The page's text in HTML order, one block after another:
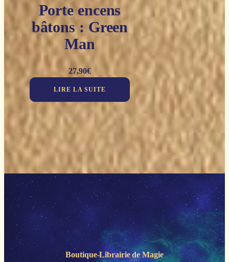
Porte encens
bâtons : Green
Man
27,90€
LIRE LA SUITE
Boutique-Librairie deMagie